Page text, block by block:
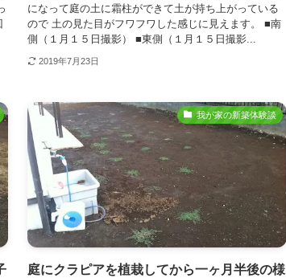
になって庭の土に霜柱ができて土が持ち上がっている
ので 土の見た目がフワフワした感じに見えます。 ■南
側（１月１５日撮影） ■東側（１月１５日撮影...
2019年7月23日
我が家の新築体験談
庭にクラピアを植栽してから一ヶ月半後の様